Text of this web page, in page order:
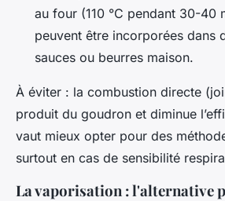
au four (110 °C pendant 30-40
peuvent être incorporées dans
sauces ou beurres maison.
À éviter : la combustion directe
produit du goudron et diminue
vaut mieux opter pour des
surtout en cas de sensibilité
La vaporisation : l'alternative